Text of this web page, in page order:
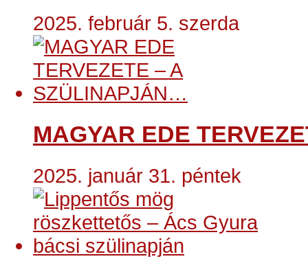
2025. február 5. szerda
MAGYAR EDE
2025. január 31. péntek